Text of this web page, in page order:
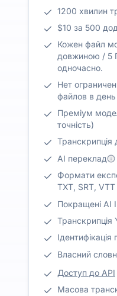
1200 хвилин
$10 за 500
Кожен файл
довжиною / 5
одночасно.
Нет
файлов в день
Преміум
точність)
AI переклад
Формати
TXT, SRT, VTT
Покращені AI
Транскрипція
Власний
Доступ до API
Масова